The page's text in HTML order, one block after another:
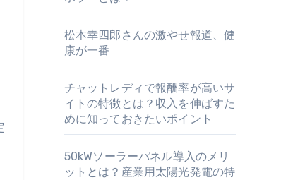
松本幸四郎さんの激やせ報道、健
康が一番
チャットレディで報酬率が高いサ
イトの特徴とは？収入を伸ばすた
めに知っておきたいポイント
50kWソーラーパネル導入のメリ
ットとは？産業用太陽光発電の特